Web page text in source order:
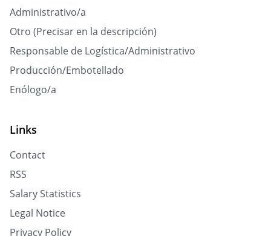
Administrativo/a
Otro (Precisar en la descripción)
Responsable de Logística/Administrativo
Producción/Embotellado
Enólogo/a
Links
Contact
RSS
Salary Statistics
Legal Notice
Privacy Policy